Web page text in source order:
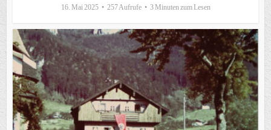
16. Mai 2025 257 Aufrufe 3 Minuten zum Lesen